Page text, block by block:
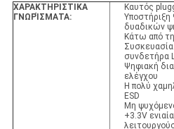
ΧΑΡΑΚΤΗΡΙΣΤΙΚΑ
ΓΝΩΡΊΣΜΑΤΑ:
Καυτός
δυαδικών
Κάτω από
Συσκευασία
συνδετήρα
Ψηφιακή
ελέγχου
Η πολύ
ESD
Μη
+3.3V